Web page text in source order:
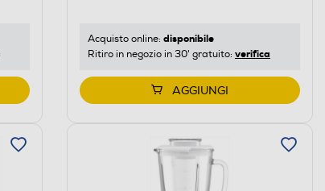
Acquisto online: disponibile
Ritiro in negozio in 30' gratuito: verifica
AGGIUNGI